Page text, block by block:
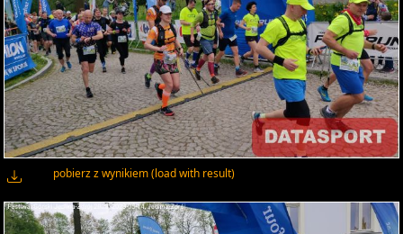
pobierz z wynikiem (load with result)